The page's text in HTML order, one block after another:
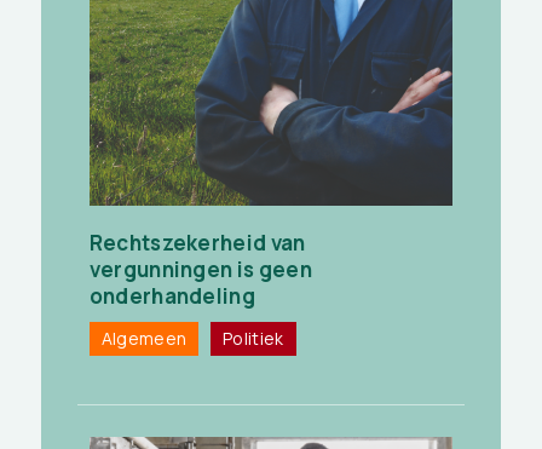
Rechtszekerheid van
vergunningen is geen
onderhandeling
Algemeen Politiek